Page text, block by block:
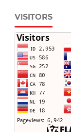
VISITORS